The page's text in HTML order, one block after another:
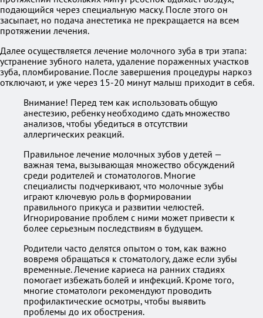
подающийся через специальную маску. После этого он
засыпает, но подача анестетика не прекращается на всем
протяжении лечения.
Далее осуществляется лечение молочного зуба в три этапа:
устранение зубного налета, удаление пораженных участков
зуба, пломбирование. После завершения процедуры наркоз
отключают, и уже через 15-20 минут малыш приходит в себя.
Внимание! Перед тем как использовать общую
анестезию, ребенку необходимо сдать множество
анализов, чтобы убедиться в отсутствии
аллергических реакций.
Правильное лечение молочных зубов у детей —
важная тема, вызывающая множество обсуждений
среди родителей и стоматологов. Многие
специалисты подчеркивают, что молочные зубы
играют ключевую роль в формировании
правильного прикуса и развитии челюстей.
Игнорирование проблем с ними может привести к
более серьезным последствиям в будущем.
Родители часто делятся опытом о том, как важно
вовремя обращаться к стоматологу, даже если зубы
временные. Лечение кариеса на ранних стадиях
помогает избежать болей и инфекций. Кроме того,
многие стоматологи рекомендуют проводить
профилактические осмотры, чтобы выявить
проблемы до их обострения.